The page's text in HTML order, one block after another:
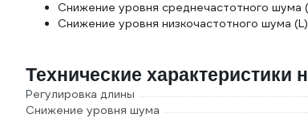
Снижение уровня среднечастотного шума
Снижение уровня низкочастотного шума
Технические характеристики
Регулировка длины
Снижение уровня шума